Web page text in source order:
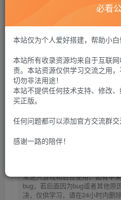
梦幻西游105
MT3换皮+安卓苹果双端+管理后台
Q群---736021860---GM游戏AI网---
https://123.yxjs.ltd/cart》。】
G币30
仅支持云服务器搭建，适用于小
常进入游戏和后台使用，如有苹
bug，若后面因为bug或者其他原
决，仅供学习，请在24小时内删除
必看
本站仅为个人爱好搭建，帮助小白
本站所有收录资源均来自于互联
责。本站资源仅供学习交流之用，
切勿非法用途！
本站不提供任何技术支持、修改
买正版。
任何问题都可以添加官方交流群交
感谢一路的陪伴！